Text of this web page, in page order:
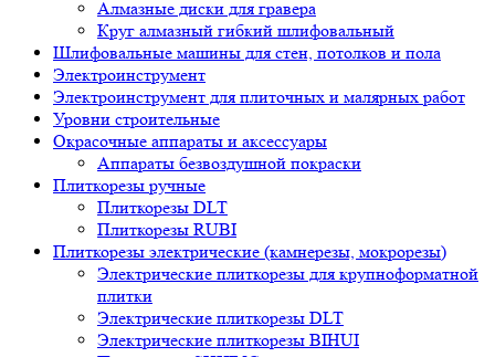
Алмазные диски для гравера
Круг алмазный гибкий шлифовальный
Шлифовальные машины для стен, потолков и пола
Электроинструмент
Электроинструмент для плиточных и малярных работ
Уровни строительные
Окрасочные аппараты и аксессуары
Аппараты безвоздушной покраски
Плиткорезы ручные
Плиткорезы DLT
Плиткорезы RUBI
Плиткорезы электрические (камнерезы, мокрорезы)
Электрические плиткорезы для крупноформатной
плитки
Электрические плиткорезы DLT
Электрические плиткорезы BIHUI